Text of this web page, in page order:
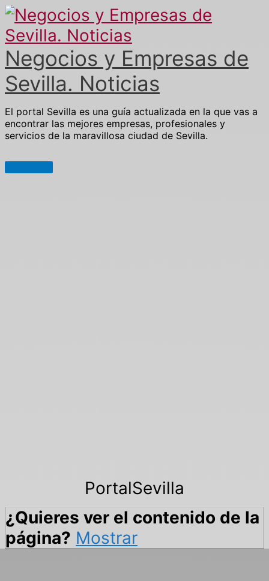
Ir
al
contenido
Negocios y Empresas de
Sevilla. Noticias
El portal Sevilla es una guía actualizada en la que vas a
encontrar las mejores empresas, profesionales y
servicios de la maravillosa ciudad de Sevilla.
Menú
PortalSevilla
¿Quieres ver el contenido de la
página? Mostrar